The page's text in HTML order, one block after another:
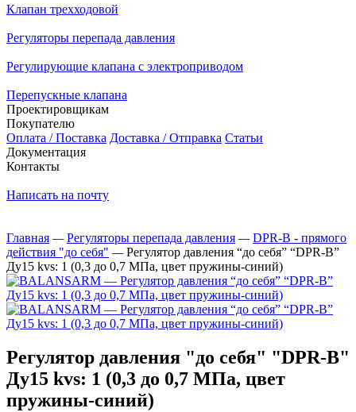
Клапан трехходовой
Регуляторы перепада давления
Регулирующие клапана с электроприводом
Перепускные клапана
Проектировщикам
Покупателю
Оплата / Поставка Доставка / Отправка Статьи
Документация
Контакты
Написать на почту
Главная — Регуляторы перепада давления — DPR-B - прямого
действия "до себя" — Регулятор давления “до себя” “DPR-B”
Ду15 kvs: 1 (0,3 до 0,7 МПа, цвет пружины-синий)
Регулятор давления "до себя" "DPR-B"
Ду15 kvs: 1 (0,3 до 0,7 МПа, цвет
пружины-синий)